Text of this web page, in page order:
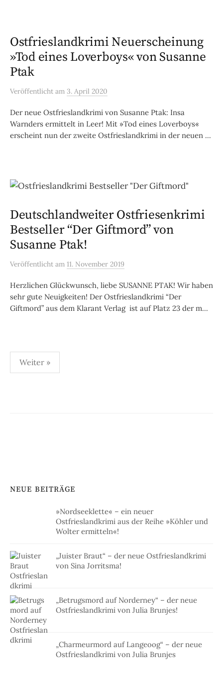
Ostfrieslandkrimi Neuerscheinung
»Tod eines Loverboys« von Susanne
Ptak
Veröffentlicht am 3. April 2020
Der neue Ostfrieslandkrimi von Susanne Ptak: Insa
Warnders ermittelt in Leer! Mit »Tod eines Loverboys«
erscheint nun der zweite Ostfrieslandkrimi in der neuen ...
Deutschlandweiter Ostfriesenkrimi
Bestseller “Der Giftmord” von
Susanne Ptak!
Veröffentlicht am 11. November 2019
Herzlichen Glückwunsch, liebe SUSANNE PTAK! Wir haben
sehr gute Neuigkeiten! Der Ostfrieslandkrimi “Der
Giftmord” aus dem Klarant Verlag ist auf Platz 23 der m...
Seitennummerierung
der
Weiter »
NEUE BEITRÄGE
»Nordseeklette« – ein neuer
Ostfrieslandkrimi aus der Reihe »Köhler und
Wolter ermitteln«!
„Juister Braut“ – der neue Ostfrieslandkrimi
von Sina Jorritsma!
„Betrugsmord auf Norderney“ – der neue
Ostfrieslandkrimi von Julia Brunjes!
„Charmeurmord auf Langeoog“ – der neue
Ostfrieslandkrimi von Julia Brunjes